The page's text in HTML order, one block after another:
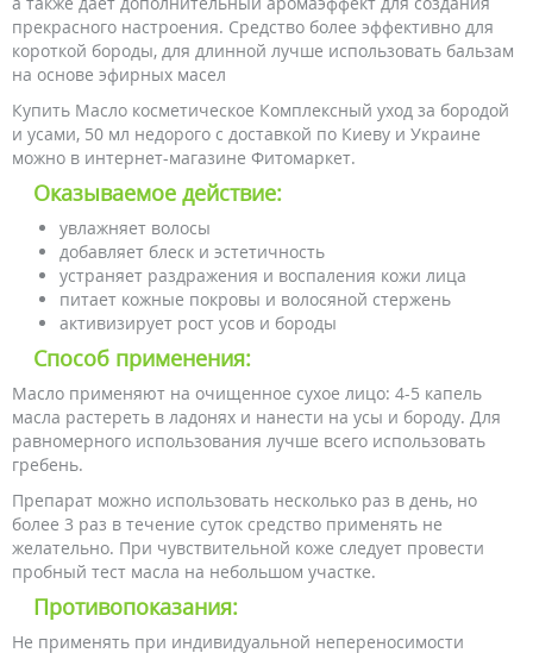
прекрасного настроения. Средство более эффективно для
короткой бороды, для длинной лучше использовать бальзам
на основе эфирных масел
Купить Масло косметическое Комплексный уход за бородой
и усами, 50 мл недорого с доставкой по Киеву и Украине
можно в интернет-магазине Фитомаркет.
Оказываемое действие:
увлажняет волосы
добавляет блеск и эстетичность
устраняет раздражения и воспаления кожи лица
питает кожные покровы и волосяной стержень
активизирует рост усов и бороды
Способ применения:
Масло применяют на очищенное сухое лицо: 4-5 капель
масла растереть в ладонях и нанести на усы и бороду. Для
равномерного использования лучше всего использовать
гребень.
Препарат можно использовать несколько раз в день, но
более 3 раз в течение суток средство применять не
желательно. При чувствительной коже следует провести
пробный тест масла на небольшом участке.
Противопоказания:
Не применять при индивидуальной непереносимости